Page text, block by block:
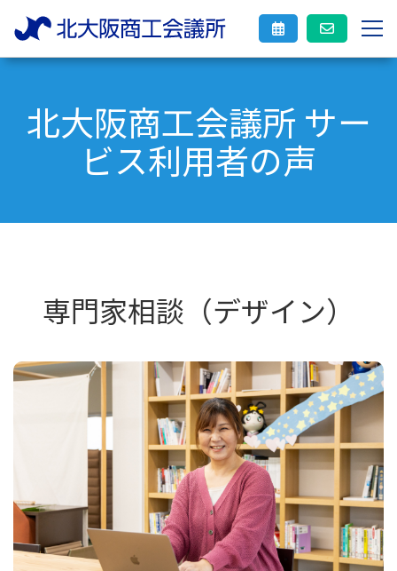
北大阪商工会議所 サー
ビス利用者の声
専門家相談（デザイン）